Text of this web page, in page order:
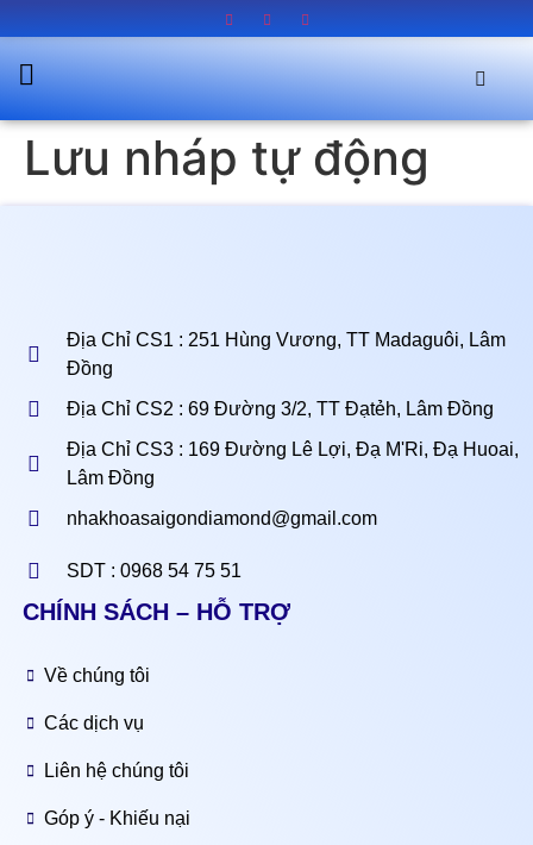
Lưu nháp tự động
Địa Chỉ CS1 : 251 Hùng Vương, TT Madaguôi, Lâm
Đồng
Địa Chỉ CS2 : 69 Đường 3/2, TT Đạtẻh, Lâm Đồng
Địa Chỉ CS3 : 169 Đường Lê Lợi, Đạ M'Ri, Đạ Huoai,
Lâm Đồng
nhakhoasaigondiamond@gmail.com
SDT : 0968 54 75 51
CHÍNH SÁCH – HỖ TRỢ
Về chúng tôi
Các dịch vụ
Liên hệ chúng tôi
Góp ý - Khiếu nại